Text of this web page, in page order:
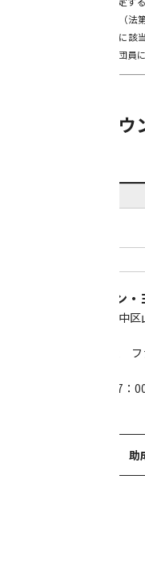
は役員のうちに暴力団員（
この項において同じ。）に
あっては、代表者が暴力団員
■申請書のダ
アーツコミッション
〒231-0023 横浜市中
電話：045-221-0212
受付時間 9：00～17：
助